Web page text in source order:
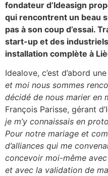
fondateur d’Ideasign
qui rencontrent un beau
pas à son coup d’essai.
start-up et des
installation complète à
Idealove, c’est d’abord
et moi nous sommes
décidé de nous marier en
François Parisse, gérant
je m’y connaissais en
Pour notre mariage et
d’alliances qui me
concevoir moi-même avec
et avec la validation de